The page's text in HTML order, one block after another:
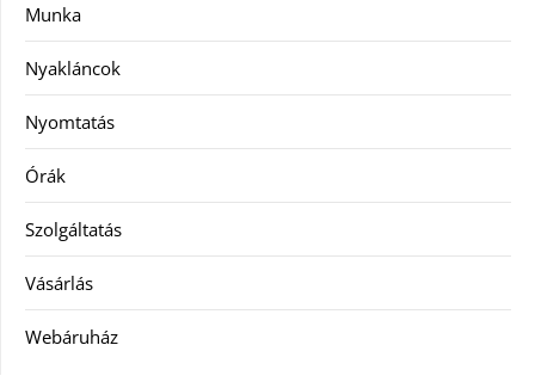
Munka
Nyakláncok
Nyomtatás
Órák
Szolgáltatás
Vásárlás
Webáruház